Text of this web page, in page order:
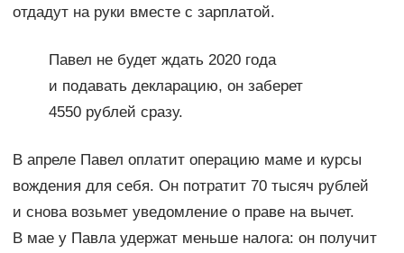
отдадут на руки вместе с зарплатой.
Павел не будет ждать 2020 года
и подавать декларацию, он заберет
4550 рублей сразу.
В апреле Павел оплатит операцию маме и курсы
вождения для себя. Он потратит 70 тысяч рублей
и снова возьмет уведомление о праве на вычет.
В мае у Павла удержат меньше налога: он получит